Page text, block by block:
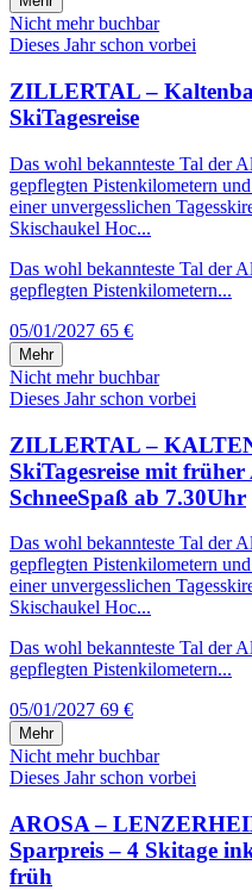
Nicht mehr buchbar
Dieses Jahr schon vorbei
ZILLERTAL –
SkiTagesreise
Das wohl bekannteste Tal der
gepflegten Pistenkilometern
einer unvergesslichen
Skischaukel Hoc...
Das wohl bekannteste Tal der
gepflegten Pistenkilometern...
05/01/2027 65 €
Mehr
Nicht mehr buchbar
Dieses Jahr schon vorbei
ZILLERTAL –
SkiTagesreise mit
SchneeSpaß ab 7.30Uhr
Das wohl bekannteste Tal der
gepflegten Pistenkilometern
einer unvergesslichen
Skischaukel Hoc...
Das wohl bekannteste Tal der
gepflegten Pistenkilometern...
05/01/2027 69 €
Mehr
Nicht mehr buchbar
Dieses Jahr schon vorbei
AROSA –
Sparpreis – 4 Skitage
früh